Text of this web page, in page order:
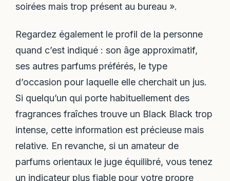
soirées mais trop présent au bureau ».
Regardez également le profil de la personne
quand c’est indiqué : son âge approximatif,
ses autres parfums préférés, le type
d’occasion pour laquelle elle cherchait un jus.
Si quelqu’un qui porte habituellement des
fragrances fraîches trouve un Black Black trop
intense, cette information est précieuse mais
relative. En revanche, si un amateur de
parfums orientaux le juge équilibré, vous tenez
un indicateur plus fiable pour votre propre